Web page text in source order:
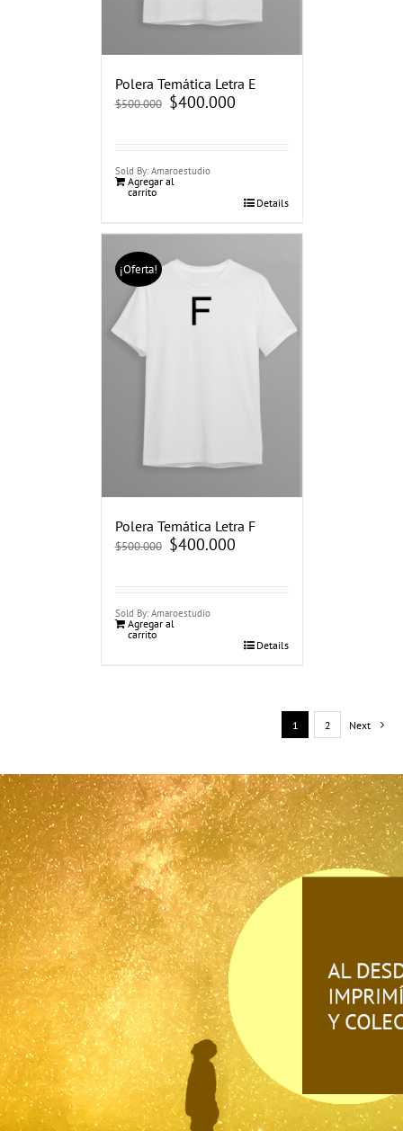
Polera Temática Letra E
$500.000 El
precio
$400.000El
precio
Sold By: Amaroestudio
Agregar al
carrito
Details
¡Oferta!
Polera Temática Letra F
$500.000 El
precio
$400.000El
precio
Sold By: Amaroestudio
Agregar al
carrito
Details
1 2 Next